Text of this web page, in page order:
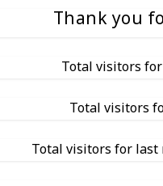
Thank you
Total visitors
Total visitors
Total visitors for last